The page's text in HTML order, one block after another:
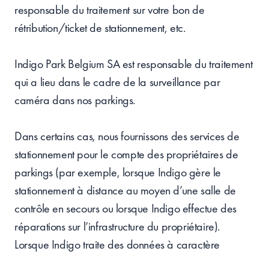
responsable du traitement sur votre bon de
rétribution/ticket de stationnement, etc.
Indigo Park Belgium SA est responsable du traitement
qui a lieu dans le cadre de la surveillance par
caméra dans nos parkings.
Dans certains cas, nous fournissons des services de
stationnement pour le compte des propriétaires de
parkings (par exemple, lorsque Indigo gère le
stationnement à distance au moyen d’une salle de
contrôle en secours ou lorsque Indigo effectue des
réparations sur l’infrastructure du propriétaire).
Lorsque Indigo traite des données à caractère